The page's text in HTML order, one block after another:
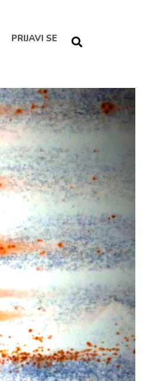
PRIJAVI SE